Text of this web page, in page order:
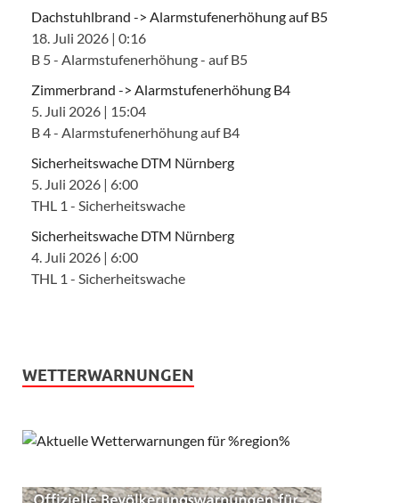
Dachstuhlbrand -> Alarmstufenerhöhung auf B5
18. Juli 2026 | 0:16
B 5 - Alarmstufenerhöhung - auf B5
Zimmerbrand -> Alarmstufenerhöhung B4
5. Juli 2026 | 15:04
B 4 - Alarmstufenerhöhung auf B4
Sicherheitswache DTM Nürnberg
5. Juli 2026 | 6:00
THL 1 - Sicherheitswache
Sicherheitswache DTM Nürnberg
4. Juli 2026 | 6:00
THL 1 - Sicherheitswache
WETTERWARNUNGEN